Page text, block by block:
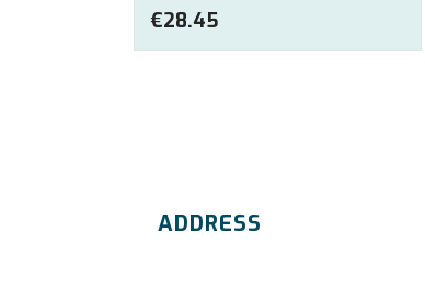
€28.45
ADDRESS